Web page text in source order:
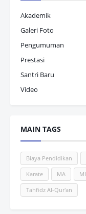
Akademik
Galeri Foto
Pengumuman
Prestasi
Santri Baru
Video
MAIN TAGS
Biaya Pendidikan
Karate MA MI
Tahfidz Al-Qur'an